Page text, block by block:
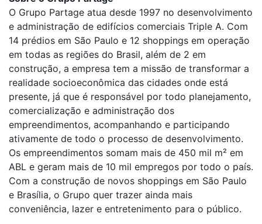
O Grupo Partage atua desde 1997 no desenvolvimento
e administração de edifícios comerciais Triple A. Com
14 prédios em São Paulo e 12 shoppings em operação
em todas as regiões do Brasil, além de 2 em
construção, a empresa tem a missão de transformar a
realidade socioeconômica das cidades onde está
presente, já que é responsável por todo planejamento,
comercialização e administração dos
empreendimentos, acompanhando e participando
ativamente de todo o processo de desenvolvimento.
Os empreendimentos somam mais de 450 mil m² em
ABL e geram mais de 10 mil empregos por todo o país.
Com a construção de novos shoppings em São Paulo
e Brasília, o Grupo quer trazer ainda mais
conveniência, lazer e entretenimento para o público.